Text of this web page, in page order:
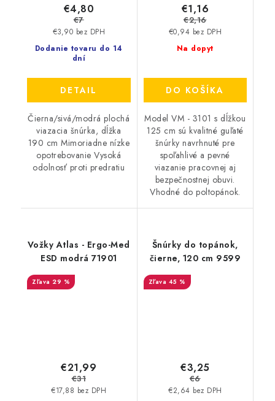
Dodanie tovaru do 14
dní
€3,90 bez DPH
€4,80
€7
DETAIL
Čierna/sivá/modrá plochá
viazacia šnúrka, dĺžka
190 cm Mimoriadne nízke
opotrebovanie Vysoká
odolnosť proti predratiu
Na dopyt
€0,94 bez DPH
€1,16
€2,16
DO KOŠÍKA
Model VM - 3101 s dĺžkou
125 cm sú kvalitné guľaté
šnúrky navrhnuté pre
spoľahlivé a pevné
viazanie pracovnej aj
bezpečnostnej obuvi.
Vhodné do poltopánok.
Vožky Atlas - Ergo-Med
ESD modrá 71901
29 %
€17,88 bez DPH
€21,99
€31
Šnúrky do topánok,
čierne, 120 cm 9599
45 %
€2,64 bez DPH
€3,25
€6